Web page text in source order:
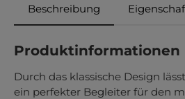
Beschreibung
Produktinformationen
Durch das klassische Design
ein perfekter Begleiter für den